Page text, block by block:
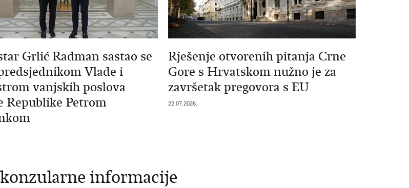
Grlić Radman sastao se
Vlade i
vanjskih poslova
Republike Petrom
Rješenje otvorenih pitanja Crne
Gore s Hrvatskom nužno je za
završetak pregovora s EU
22.07.2026.
informacije